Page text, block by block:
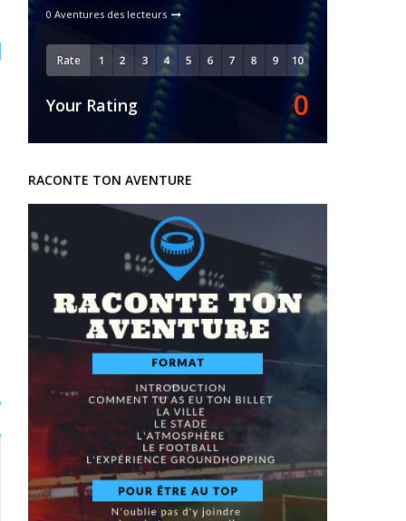
0 Aventures des lecteurs
Rate
Your Rating 0
RACONTE TON AVENTURE